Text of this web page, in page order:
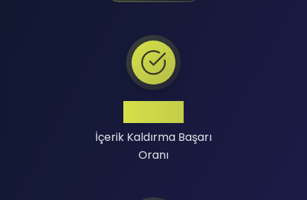
İçerik Kaldırma Başarı
Oranı